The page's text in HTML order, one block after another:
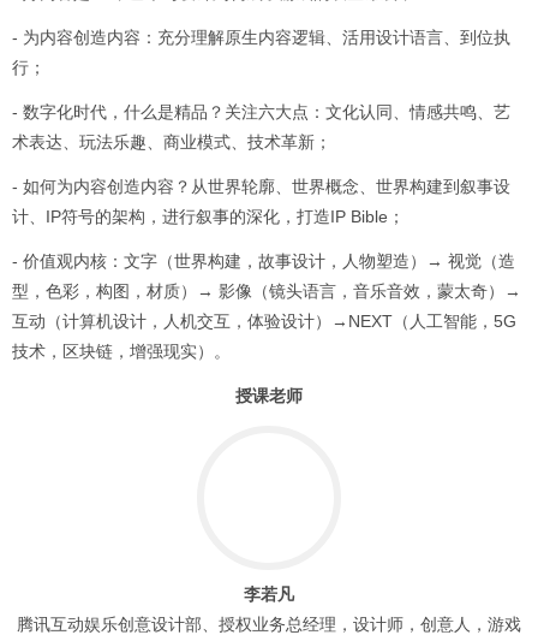
- 为内容创造内容：充分理解原生内容逻辑、活用设计语言、到位执
行；
- 数字化时代，什么是精品？关注六大点：文化认同、情感共鸣、艺
术表达、玩法乐趣、商业模式、技术革新；
- 如何为内容创造内容？从世界轮廓、世界概念、世界构建到叙事设
计、IP符号的架构，进行叙事的深化，打造IP Bible；
- 价值观内核：文字（世界构建，故事设计，人物塑造）→ 视觉（造
型，色彩，构图，材质）→ 影像（镜头语言，音乐音效，蒙太奇）→
互动（计算机设计，人机交互，体验设计）→NEXT（人工智能，5G
技术，区块链，增强现实）。
授课老师
李若凡
腾讯互动娱乐创意设计部、授权业务总经理，设计师，创意人，游戏